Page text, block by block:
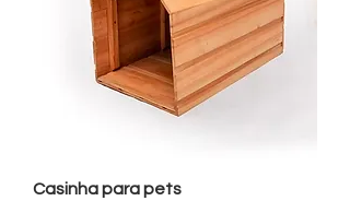
Casinha para pets